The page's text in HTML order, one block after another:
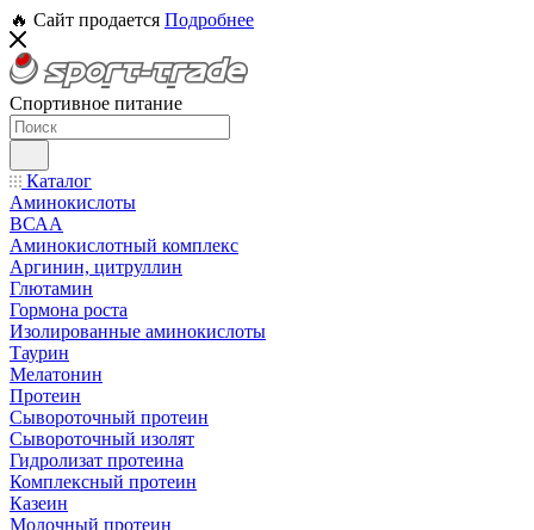
🔥 Сайт продается Подробнее
Спортивное питание
Каталог
Аминокислоты
ВСАА
Аминокислотный комплекс
Аргинин, цитруллин
Глютамин
Гормона роста
Изолированные аминокислоты
Таурин
Мелатонин
Протеин
Сывороточный протеин
Сывороточный изолят
Гидролизат протеина
Комплексный протеин
Казеин
Молочный протеин